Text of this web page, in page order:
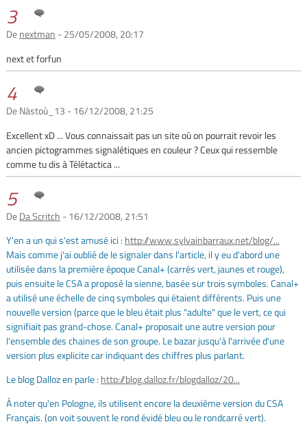
3
Denextman - 25/05/2008, 20:17
next et forfun
4
De Nàstoù_13 - 16/12/2008, 21:25
Excellent xD ... Vous connaissait pas un site où on pourrait revoir les
ancien pictogrammes signalétiques en couleur ? Ceux qui ressemble
comme tu dis à Télétactica ...
5
DeDa Scritch - 16/12/2008, 21:51
Y'en a un qui s'est amusé ici : http://www.sylvainbarraux.net/blog/...
Mais comme j'ai oublié de le signaler dans l'article, il y eu d'abord une
utilisée dans la première époque Canal+ (carrés vert, jaunes et rouge),
puis ensuite le CSA a proposé la sienne, basée sur trois symboles. Canal+
a utilisé une échelle de cinq symboles qui étaient différents. Puis une
nouvelle version (parce que le bleu était plus "adulte" que le vert, ce qui
signifiait pas grand-chose. Canal+ proposait une autre version pour
l'ensemble des chaines de son groupe. Le bazar jusqu'à l'arrivée d'une
version plus explicite car indiquant des chiffres plus parlant.
Le blog Dalloz en parle : http://blog.dalloz.fr/blogdalloz/20...
À noter qu'en Pologne, ils utilisent encore la deuxième version du CSA
Français. (on voit souvent le rond évidé bleu ou le rondcarré vert).